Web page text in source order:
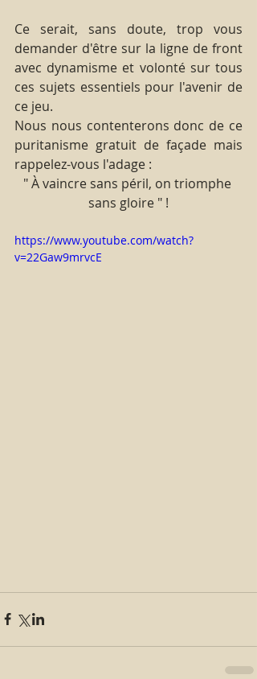
Ce serait, sans doute, trop vous
demander d'être sur la ligne de front
avec dynamisme et volonté sur tous
ces sujets essentiels pour l'avenir de
ce jeu.
Nous nous contenterons donc de ce
puritanisme gratuit de façade mais
rappelez-vous l'adage :
" À vaincre sans péril, on triomphe
sans gloire " !
https://www.youtube.com/watch?
v=22Gaw9mrvcE